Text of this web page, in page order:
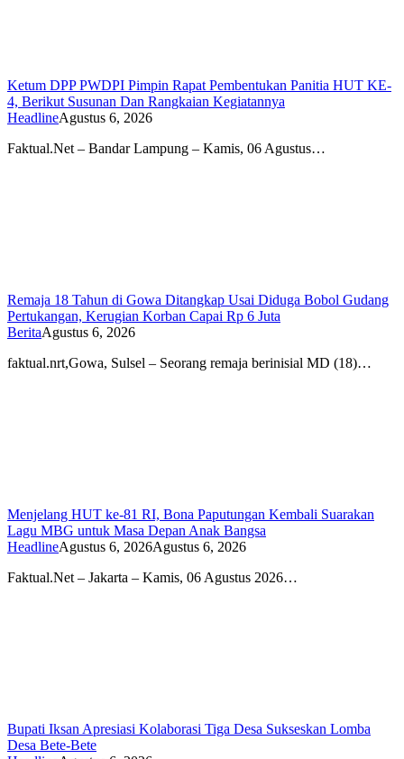
Ketum DPP PWDPI Pimpin Rapat Pembentukan Panitia HUT KE-
4, Berikut Susunan Dan Rangkaian Kegiatannya
HeadlineAgustus 6, 2026
Faktual.Net – Bandar Lampung – Kamis, 06 Agustus…
Remaja 18 Tahun di Gowa Ditangkap Usai Diduga Bobol Gudang
Pertukangan, Kerugian Korban Capai Rp 6 Juta
BeritaAgustus 6, 2026
faktual.nrt,Gowa, Sulsel – Seorang remaja berinisial MD (18)…
Menjelang HUT ke-81 RI, Bona Paputungan Kembali Suarakan
Lagu MBG untuk Masa Depan Anak Bangsa
HeadlineAgustus 6, 2026Agustus 6, 2026
Faktual.Net – Jakarta – Kamis, 06 Agustus 2026…
Bupati Iksan Apresiasi Kolaborasi Tiga Desa Sukseskan Lomba
Desa Bete-Bete